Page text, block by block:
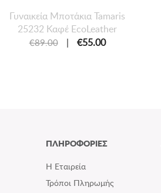
Γυναικεία Mποτάκια Tamaris
25232 Καφέ EcoLeather
€89.00 | €55.00
ΠΛΗΡΟΦΟΡΙΕΣ
Η Εταιρεία
Τρόποι Πληρωμής